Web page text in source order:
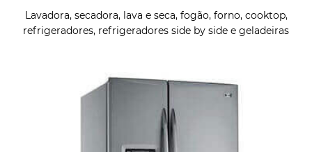
Lavadora, secadora, lava e seca, fogão, forno, cooktop,
refrigeradores, refrigeradores side by side e geladeiras